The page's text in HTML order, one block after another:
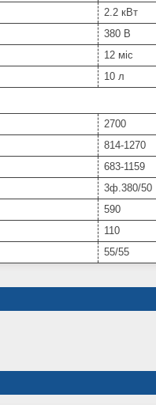
2.2 кВт
380 В
12 міс
10 л
2700
814-1270
683-1159
3ф.380/50
590
110
55/55